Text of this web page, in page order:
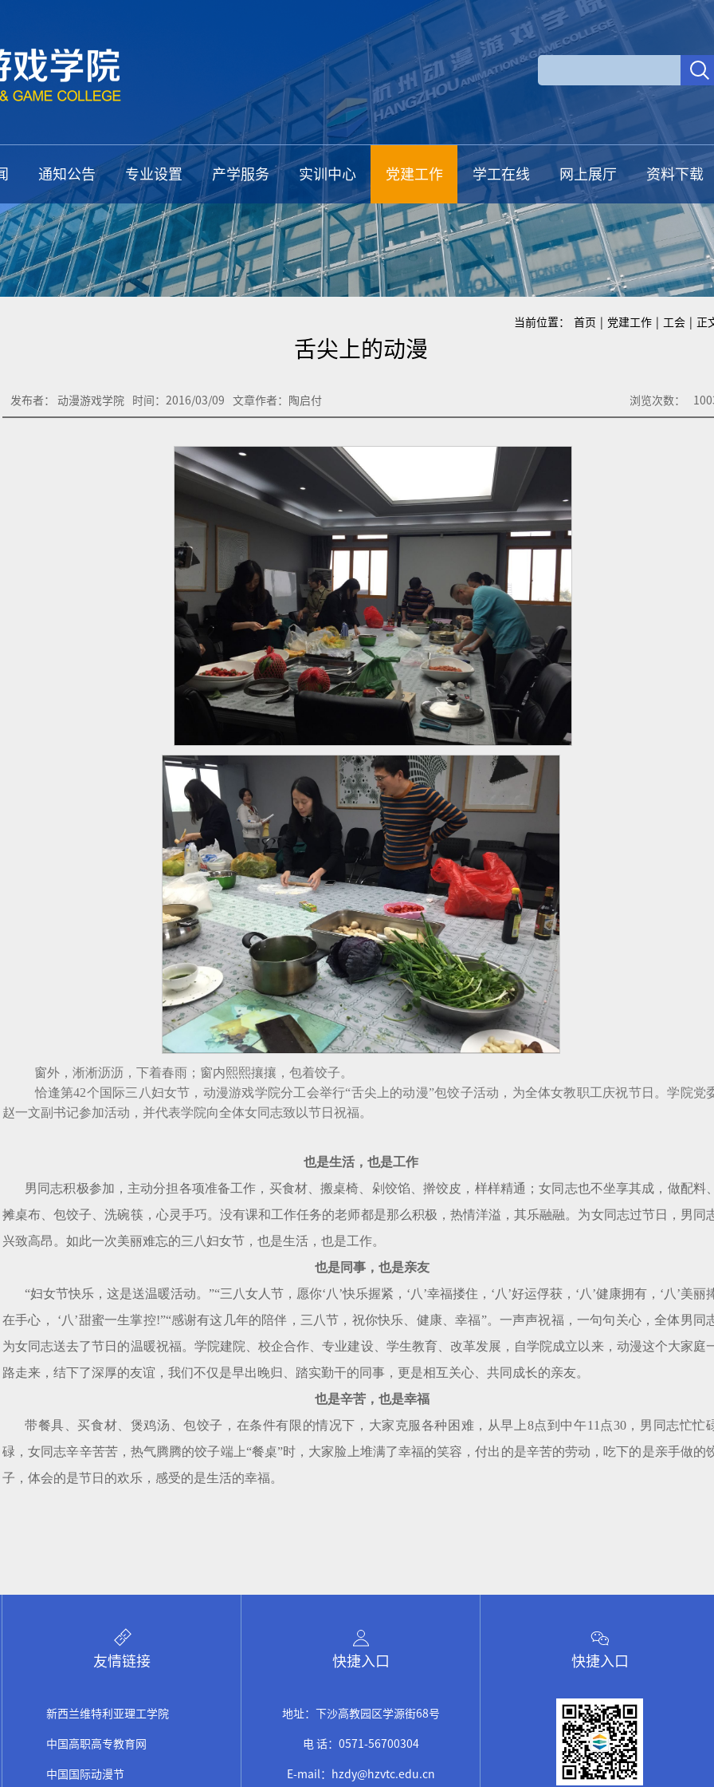
通知公告 专业设置 产学服务 实训中心 党建工作 学工在线 网上展厅 资料下载
当前位置： 首页 党建工作 工会 正
舌尖上的动漫
发布者： 动漫游戏学院 时间：2016/03/09 文章作者：陶启付 浏览次数：
窗外，淅淅沥沥，下着春雨；窗内熙熙攘攘，包着饺子。
恰逢第42个国际三八妇女节，动漫游戏学院分工会举行“舌尖上的动漫”包饺子活动，为全体女教职工庆祝节日。学院党
赵一文副书记参加活动，并代表学院向全体女同志致以节日祝福。
也是生活，也是工作
男同志积极参加，主动分担各项准备工作，买食材、搬桌椅、剁饺馅、擀饺皮，样样精通；女同志也不坐享其成，做配料
摊桌布、包饺子、洗碗筷，心灵手巧。没有课和工作任务的老师都是那么积极，热情洋溢，其乐融融。为女同志过节日，男同
兴致高昂。如此一次美丽难忘的三八妇女节，也是生活，也是工作。
也是同事，也是亲友
“妇女节快乐，这是送温暖活动。”“三八女人节，愿你‘八’快乐握紧，‘八’幸福搂住，‘八’好运俘获，‘八’健康拥有，‘八’美丽
在手心， ‘八’甜蜜一生掌控!”“感谢有这几年的陪伴，三八节，祝你快乐、健康、幸福”。一声声祝福，一句句关心，全体男同
为女同志送去了节日的温暖祝福。学院建院、校企合作、专业建设、学生教育、改革发展，自学院成立以来，动漫这个大家庭
路走来，结下了深厚的友谊，我们不仅是早出晚归、踏实勤干的同事，更是相互关心、共同成长的亲友。
也是辛苦，也是幸福
带餐具、买食材、煲鸡汤、包饺子，在条件有限的情况下，大家克服各种困难，从早上8点到中午11点30，男同志忙忙
碌，女同志辛辛苦苦，热气腾腾的饺子端上“餐桌”时，大家脸上堆满了幸福的笑容，付出的是辛苦的劳动，吃下的是亲手做的
子，体会的是节日的欢乐，感受的是生活的幸福。
友情链接
新西兰维特利亚理工学院
中国高职高专教育网
中国国际动漫节
快捷入口
地址：下沙高教园区学源街68号
电 话：0571-56700304
E-mail：hzdy@hzvtc.edu.cn
快捷入口